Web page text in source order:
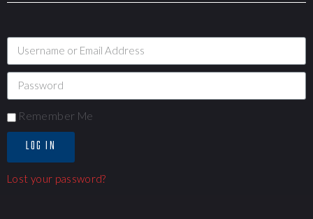
Remember Me
LOG IN
Lost your password?